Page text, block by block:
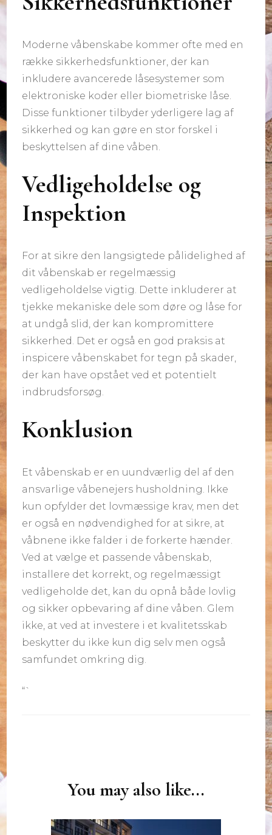
Moderne våbenskabe kommer ofte med en
række sikkerhedsfunktioner, der kan
inkludere avancerede låsesystemer som
elektroniske koder eller biometriske låse.
Disse funktioner tilbyder yderligere lag af
sikkerhed og kan gøre en stor forskel i
beskyttelsen af dine våben.
Vedligeholdelse og
Inspektion
For at sikre den langsigtede pålidelighed af
dit våbenskab er regelmæssig
vedligeholdelse vigtig. Dette inkluderer at
tjekke mekaniske dele som døre og låse for
at undgå slid, der kan kompromittere
sikkerhed. Det er også en god praksis at
inspicere våbenskabet for tegn på skader,
der kan have opstået ved et potentielt
indbrudsforsøg.
Konklusion
Et våbenskab er en uundværlig del af den
ansvarlige våbenejers husholdning. Ikke
kun opfylder det lovmæssige krav, men det
er også en nødvendighed for at sikre, at
våbnene ikke falder i de forkerte hænder.
Ved at vælge et passende våbenskab,
installere det korrekt, og regelmæssigt
vedligeholde det, kan du opnå både lovlig
og sikker opbevaring af dine våben. Glem
ikke, at ved at investere i et kvalitetsskab
beskytter du ikke kun dig selv men også
samfundet omkring dig.
“`
You may also like...